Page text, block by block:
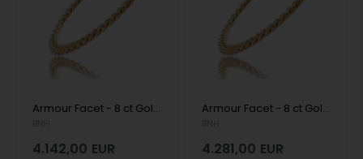
Armour Facet - 8 ct Gold - Erhältlich in verschiedenen Breiten und Längen
4.142,00 EUR
Armour Facet - 8 ct Gold - Erhältlich in verschiedenen Breiten und Längen
4.281,00 EUR